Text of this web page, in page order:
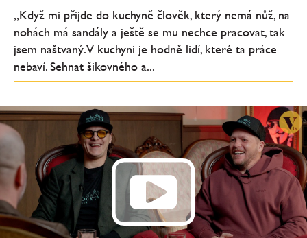
„Když mi přijde do kuchyně člověk, který nemá nůž, na
nohách má sandály a ještě se mu nechce pracovat, tak
jsem naštvaný. V kuchyni je hodně lidí, které ta práce
nebaví. Sehnat šikovného a...